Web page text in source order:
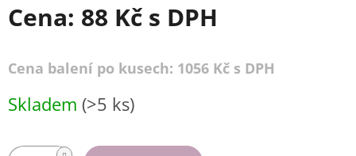
Cena: 88 Kč s DPH
Cena balení po kusech: 1056 Kč s DPH
cena:
Skladem (>5 ks)